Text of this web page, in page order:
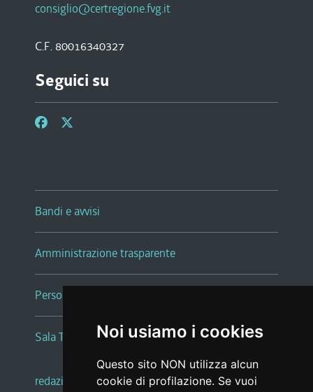
Noi usiamo i cookies
Questo sito NON utilizza alcun
cookie di profilazione. Se vuoi
consiglio@certregione.fvg.it
C.F. 80016340327
Seguici su
Bandi e avvisi
Amministrazione trasparente
Persone e Uffici
Sala Tiziano Tessitori
redazione web |note legali |glossario